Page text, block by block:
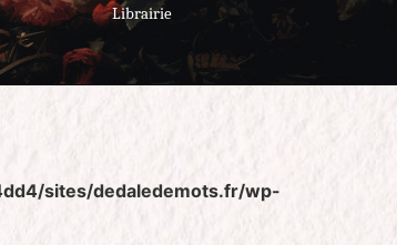
Librairie
sites/dedaledemots.fr/wp-